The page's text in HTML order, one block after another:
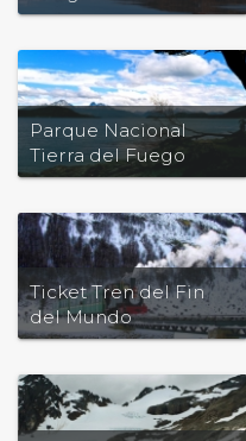
Parque Nacional
Tierra del Fuego
Ticket Tren del Fin
del Mundo